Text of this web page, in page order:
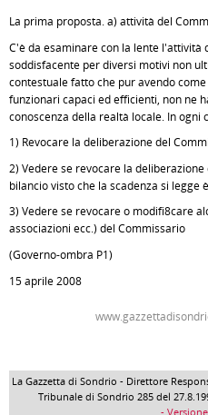
La prima proposta. a) attività del
C'è da esaminare con la lente l'attività
soddisfacente per diversi motivi non
contestuale fatto che pur avendo
funzionari capaci ed efficienti, non ne
conoscenza della realtà locale. In ogni
1) Revocare la deliberazione del
2) Vedere se revocare la
bilancio visto che la scadenza si legge
3) Vedere se revocare o modifi8care
associazioni ecc.) del Commissario
(Governo-ombra P1)
15 aprile 2008
La Gazzetta di Sondrio - Direttore
Tribunale di Sondrio 285 del
-